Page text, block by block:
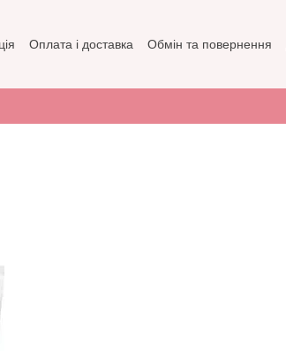
Оплата і доставка Обмін та повернення